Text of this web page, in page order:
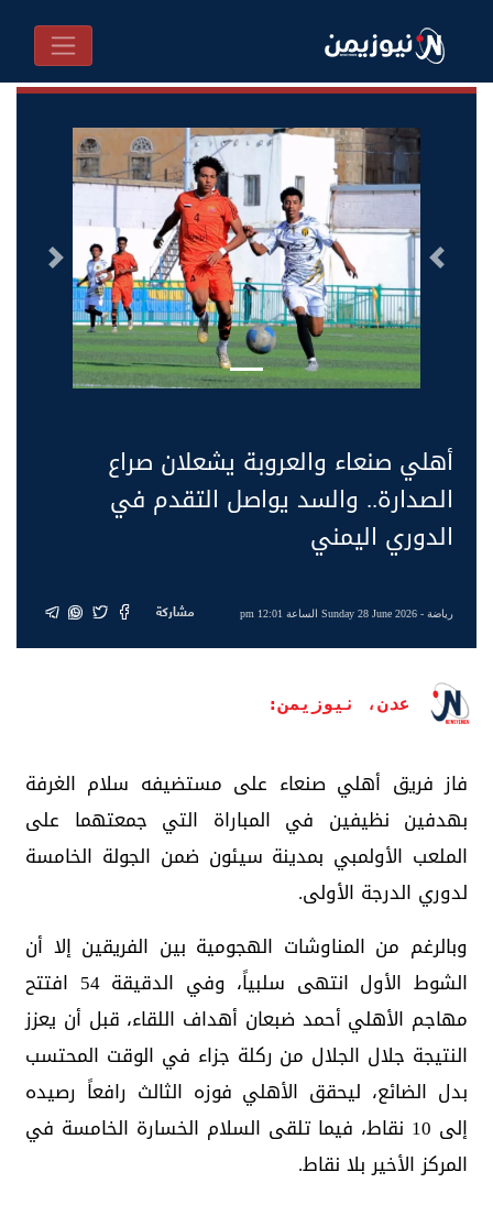
السابق التالى
أهلي صنعاء والعروبة يشعلان صراع
الصدارة.. والسد يواصل التقدم في
الدوري اليمني
رياضة- Sunday 28 June 2026 الساعة 12:01 pm مشاركة
عدن، نيوزيمن:
فاز فريق أهلي صنعاء على مستضيفه سلام الغرفة
بهدفين نظيفين في المباراة التي جمعتهما على
الملعب الأولمبي بمدينة سيئون ضمن الجولة الخامسة
لدوري الدرجة الأولى.
وبالرغم من المناوشات الهجومية بين الفريقين إلا أن
الشوط الأول انتهى سلبياً، وفي الدقيقة 54 افتتح
مهاجم الأهلي أحمد ضبعان أهداف اللقاء، قبل أن يعزز
النتيجة جلال الجلال من ركلة جزاء في الوقت المحتسب
بدل الضائع، ليحقق الأهلي فوزه الثالث رافعاً رصيده
إلى 10 نقاط، فيما تلقى السلام الخسارة الخامسة في
المركز الأخير بلا نقاط.